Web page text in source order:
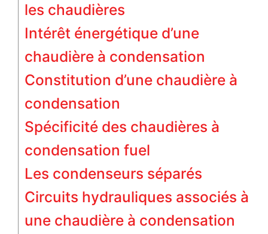
les chaudières
Intérêt énergétique d’une
chaudière à condensation
Constitution d’une chaudière à
condensation
Spécificité des chaudières à
condensation fuel
Les condenseurs séparés
Circuits hydrauliques associés à
une chaudière à condensation